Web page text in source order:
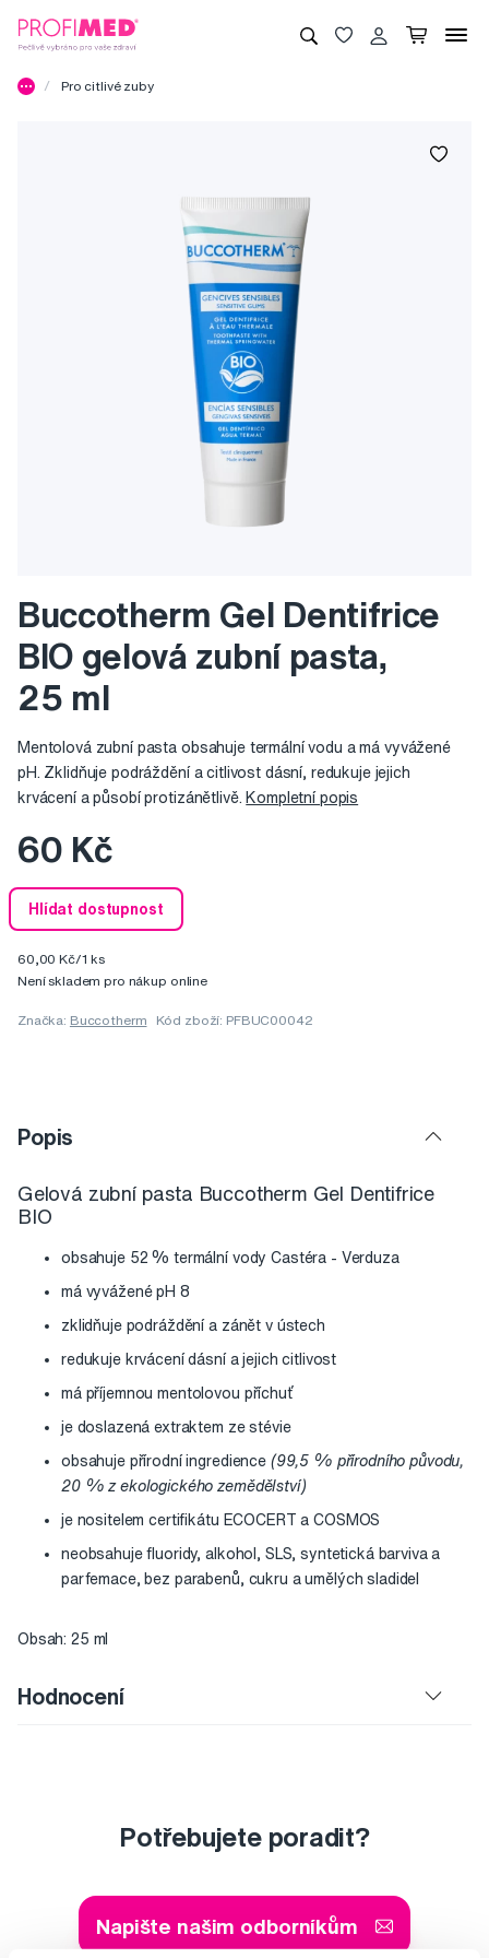
Pro citlivé zuby
Buccotherm Gel Dentifrice
BIO gelová zubní pasta,
25 ml
Mentolová zubní pasta obsahuje termální vodu a má vyvážené
pH. Zklidňuje podráždění a citlivost dásní, redukuje jejich
krvácení a působí protizánětlivě. Kompletní popis
60 Kč
Hlídat dostupnost
60,00 Kč/1 ks
Není skladem pro nákup online
Značka: Buccotherm Kód zboží: PFBUC00042
Popis
Gelová zubní pasta Buccotherm Gel Dentifrice
BIO
obsahuje 52 % termální vody Castéra - Verduza
má vyvážené pH 8
zklidňuje podráždění a zánět v ústech
redukuje krvácení dásní a jejich citlivost
má příjemnou mentolovou příchuť
je doslazená extraktem ze stévie
obsahuje přírodní ingredience (99,5 % přírodního původu,
20 % z ekologického zemědělství)
je nositelem certifikátu ECOCERT a COSMOS
neobsahuje fluoridy, alkohol, SLS, syntetická barviva a
parfemace, bez parabenů, cukru a umělých sladidel
Obsah: 25 ml
Hodnocení
Potřebujete poradit?
Napište našim odborníkům